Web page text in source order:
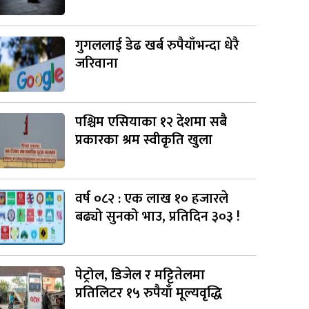
गुगललाई डेढ खर्ब रुपैयाँभन्दा धेरै
जरिवाना
पश्चिम एसियाका १२ देशमा सबै
प्रकारका श्रम स्वीकृति खुला
वर्ष ०८२ : एक लाख १० हजारले
बढ्यो सुनको भाउ, प्रतिदिन ३०३ !
पेट्रोल, डिजेल र मट्टितेलमा
प्रतिलिटर १५ रुपैयाँ मूल्यवृद्धि